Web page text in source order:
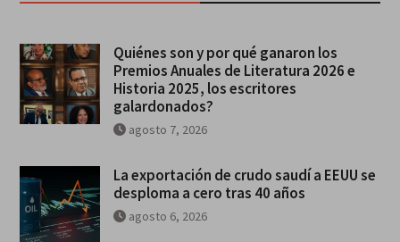
Quiénes son y por qué ganaron los
Premios Anuales de Literatura 2026 e
Historia 2025, los escritores
galardonados?
agosto 7, 2026
La exportación de crudo saudí a EEUU se
desploma a cero tras 40 años
agosto 6, 2026